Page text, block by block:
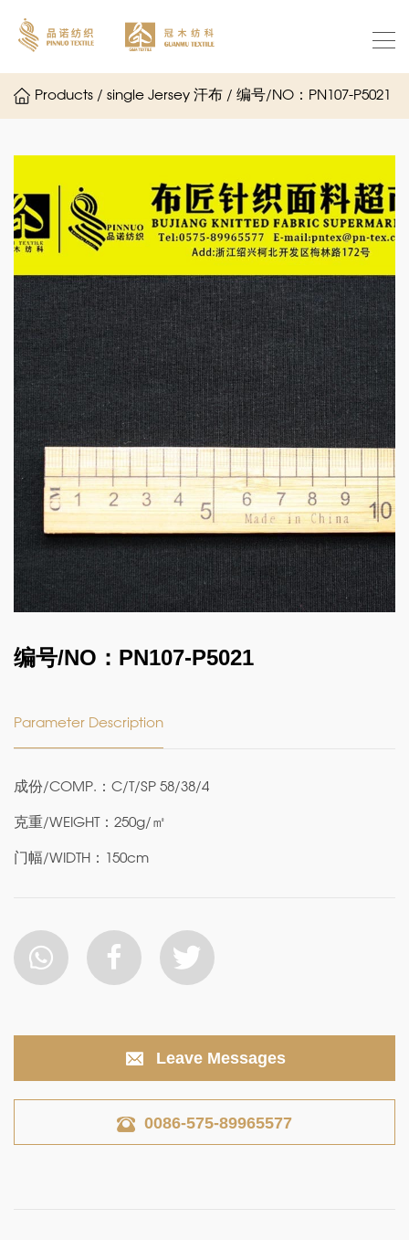
Products / single Jersey 汗布 / 编号/NO：PN107-P5021
编号/NO：PN107-P5021
Parameter Description
成份/COMP.：C/T/SP 58/38/4
克重/WEIGHT：250g/㎡
门幅/WIDTH：150cm
Leave Messages
0086-575-89965577